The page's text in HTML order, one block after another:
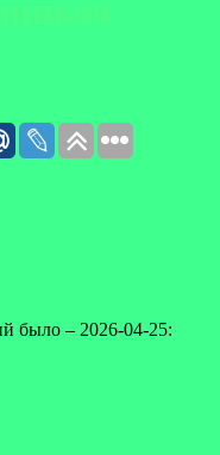
было – 2026-04-25: